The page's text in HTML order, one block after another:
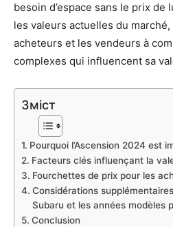
besoin d’espace sans le prix de
les valeurs actuelles du
acheteurs et les vendeurs à
complexes qui influencent sa
Зміст
Pourquoi l’Ascension 2024 est
Facteurs clés influençant la
Fourchettes de prix pour les
Considérations
Subaru et les années modèles
Conclusion